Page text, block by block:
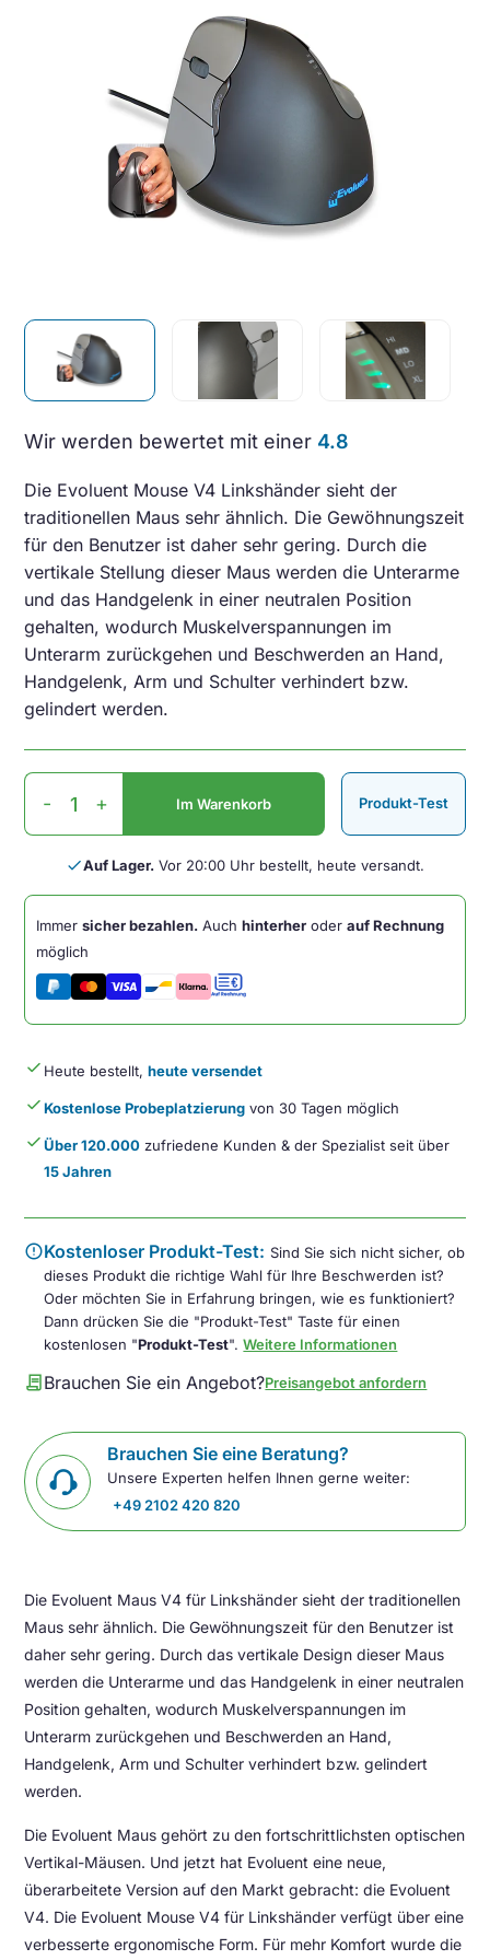
Wir werden bewertet mit einer 4.8
Die Evoluent Mouse V4 Linkshänder sieht der
traditionellen Maus sehr ähnlich. Die Gewöhnungszeit
für den Benutzer ist daher sehr gering. Durch die
vertikale Stellung dieser Maus werden die Unterarme
und das Handgelenk in einer neutralen Position
gehalten, wodurch Muskelverspannungen im
Unterarm zurückgehen und Beschwerden an Hand,
Handgelenk, Arm und Schulter verhindert bzw.
gelindert werden.
Evoluent
Mouse
V4
Linkshänder
- + Im Warenkorb Produkt-Test
doneAuf Lager. Vor 20:00 Uhr bestellt, heute versandt.
Immersicher bezahlen. Auchhinterher oderauf Rechnung
möglich
done Heute bestellt,heute versendet
doneKostenlose Probeplatzierung von 30 Tagen möglich
doneÜber 120.000 zufriedene Kunden & der Spezialist seit über
15 Jahren
errorKostenloser Produkt-Test: Sind Sie sich nicht sicher, ob
dieses Produkt die richtige Wahl für Ihre Beschwerden ist?
Oder möchten Sie in Erfahrung bringen, wie es funktioniert?
Dann drücken Sie die "Produkt-Test" Taste für einen
kostenlosen "Produkt-Test".Weitere Informationen
contractBrauchen Sie ein Angebot?Preisangebot anfordern
Brauchen Sie eine Beratung?
Unsere Experten helfen Ihnen gerne weiter:
+49 2102 420 820
Die Evoluent Maus V4 für Linkshänder sieht der traditionellen
Maus sehr ähnlich. Die Gewöhnungszeit für den Benutzer ist
daher sehr gering. Durch das vertikale Design dieser Maus
werden die Unterarme und das Handgelenk in einer neutralen
Position gehalten, wodurch Muskelverspannungen im
Unterarm zurückgehen und Beschwerden an Hand,
Handgelenk, Arm und Schulter verhindert bzw. gelindert
werden.
Die Evoluent Maus gehört zu den fortschrittlichsten optischen
Vertikal-Mäusen. Und jetzt hat Evoluent eine neue,
überarbeitete Version auf den Markt gebracht: die Evoluent
V4. Die Evoluent Mouse V4 für Linkshänder verfügt über eine
verbesserte ergonomische Form. Für mehr Komfort wurde die